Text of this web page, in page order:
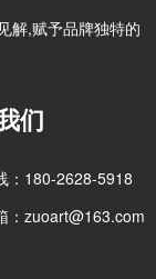
解,赋予品牌独特的
们
：180-2628-5918
：zuoart@163.com